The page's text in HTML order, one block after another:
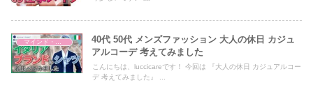
マインド・哲学
40代 50代 メンズファッション 大人の休日 カジュ
アルコーデ 考えてみました
こんにちは、luccicareです！ 今回は 『大人の休日 カジュアルコー
デ 考えてみました』 ...